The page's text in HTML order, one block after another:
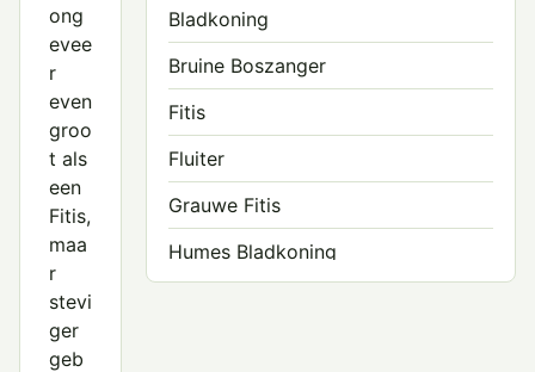
ong
evee
r
even
groo
t als
een
Fitis,
maa
r
stevi
ger
geb
Bladkoning
Bruine Boszanger
Fitis
Fluiter
Grauwe Fitis
Humes Bladkoning